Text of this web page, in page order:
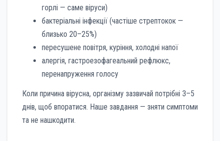
горлі — саме віруси)
бактеріальні інфекції (частіше стрептокок —
близько 20–25%)
пересушене повітря, куріння, холодні напої
алергія, гастроезофагеальний рефлюкс,
перенапруження голосу
Коли причина вірусна, організму зазвичай потрібні 3–5
днів, щоб впоратися. Наше завдання — зняти симптоми
та не нашкодити.